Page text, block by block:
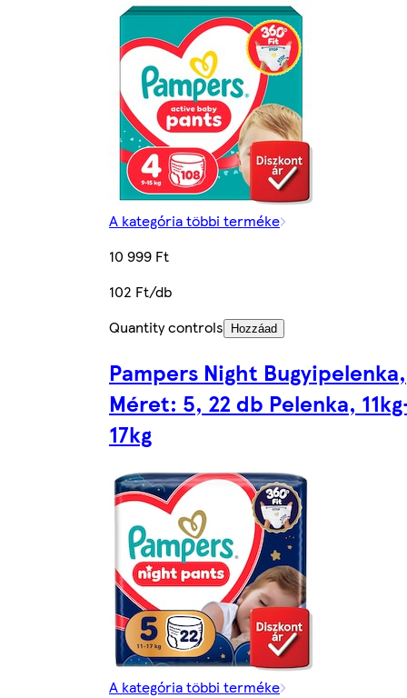
A kategória többi terméke
10 999 Ft
102 Ft/db
Quantity controls
Hozzáad
Pampers Night Bugyipelenka,
Méret: 5, 22 db Pelenka,
17kg
A kategória többi terméke